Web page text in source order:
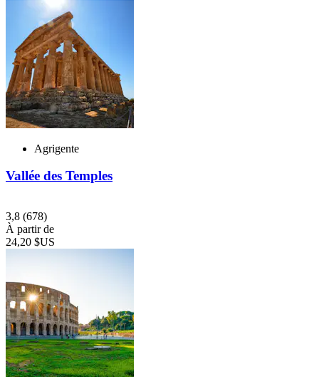
Agrigente
Vallée des Temples
3,8 (678)
À partir de
24,20 $US